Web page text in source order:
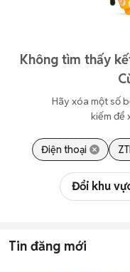
Không tìm thấy
Hãy xóa một số
kiếm để
Điện thoại
Đổi khu
Tin đăng mới